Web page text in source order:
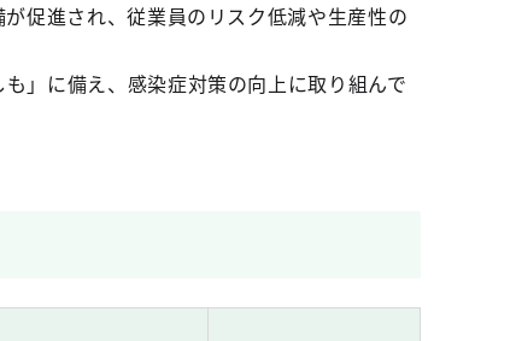
促進され、従業員のリスク低減や生産性の
」に備え、感染症対策の向上に取り組んで